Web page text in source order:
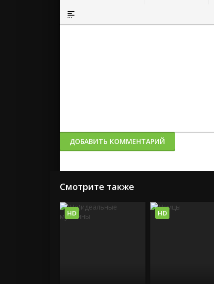
Полужирный
Вставка спойлера
ДОБАВИТЬ КОММЕНТАРИЙ
Смотрите также
HD HD